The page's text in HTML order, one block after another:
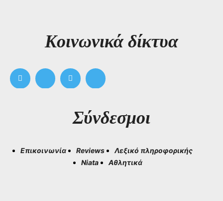
Kοινωνικά δίκτυα
Σύνδεσμοι
Επικοινωνία Reviews
Λεξικό πληροφορικής
Niata
Αθλητικά